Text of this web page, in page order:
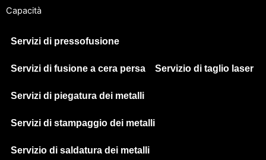
Capacità
Servizi di pressofusione
Servizi di fusione a cera persa Servizio di taglio laser
Servizi di piegatura dei metalli
Servizi di stampaggio dei metalli
Servizio di saldatura dei metalli